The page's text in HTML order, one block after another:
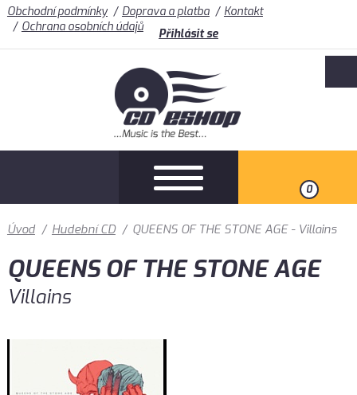
Obchodní podmínky Doprava a platba
Kontakt
Ochrana osobních údajů
Přihlásit se
0
Úvod / Hudební CD / QUEENS OF THE STONE AGE - Villains
QUEENS OF THE STONE AGE
Villains